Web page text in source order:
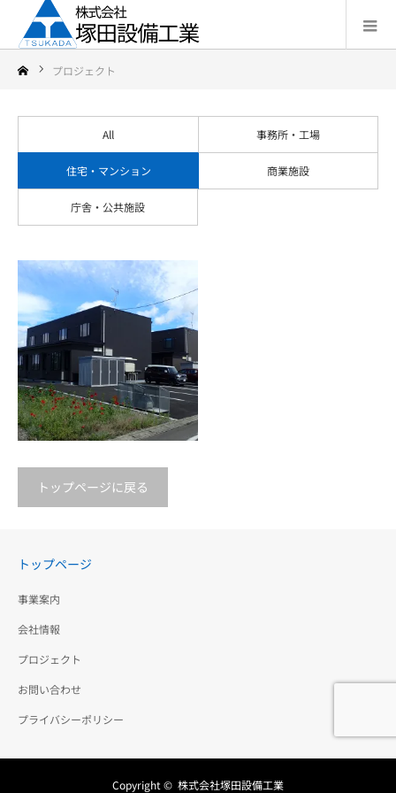
プロジェクト
All 事務所・工場
住宅・マンション 商業施設
庁舎・公共施設
トップページに戻る
トップページ
事業案内
会社情報
プロジェクト
お問い合わせ
プライバシーポリシー
Copyright © 株式会社塚田設備工業